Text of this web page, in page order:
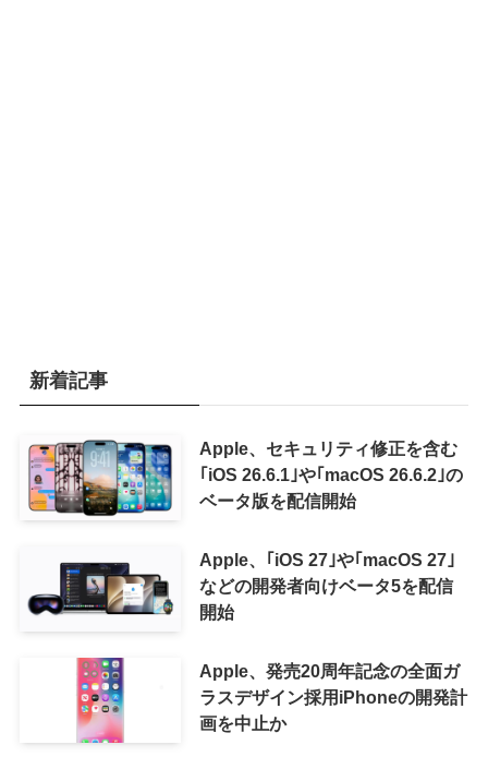
新着記事
Apple、セキュリティ修正を含む
｢iOS 26.6.1｣や｢macOS 26.6.2｣の
ベータ版を配信開始
Apple、｢iOS 27｣や｢macOS 27｣
などの開発者向けベータ5を配信
開始
Apple、発売20周年記念の全面ガ
ラスデザイン採用iPhoneの開発計
画を中止か